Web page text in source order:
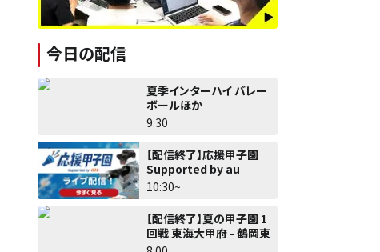
今日の配信
夏季インターハイ バレー
ボールほか
9:30
【配信終了】応援甲子園
Supported by au
10:30~
【配信終了】夏の甲子園 1
回戦 東海大甲府 - 鶴岡東